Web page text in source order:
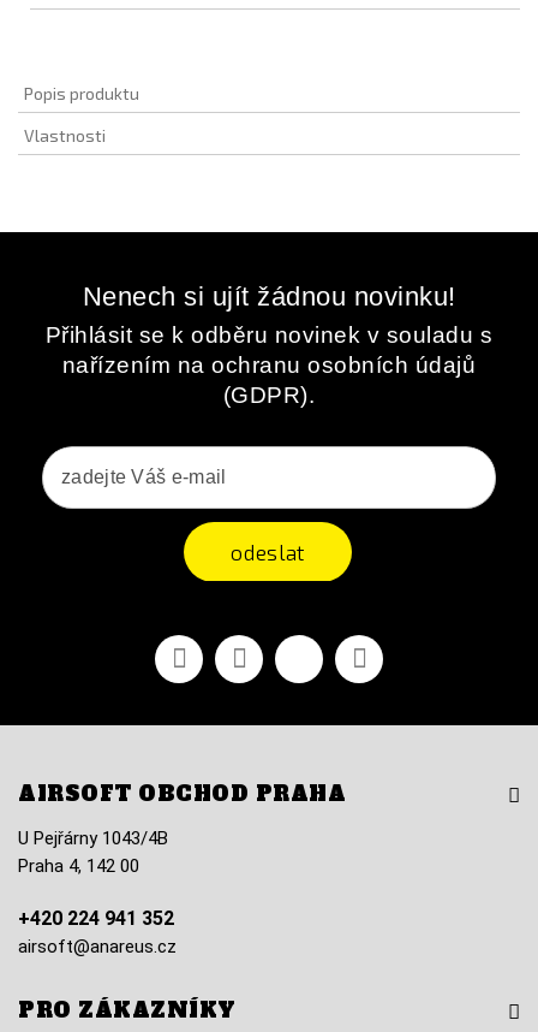
Popis produktu
Vlastnosti
Nenech si ujít žádnou novinku!
Přihlásit se k odběru novinek v souladu s
nařízením na ochranu osobních údajů
(GDPR).
odeslat
FacebookYouTubeVimeo Instagram
AIRSOFT OBCHOD PRAHA
U Pejřárny 1043/4B
Praha 4, 142 00
+420 224 941 352
airsoft@anareus.cz
PRO ZÁKAZNÍKY